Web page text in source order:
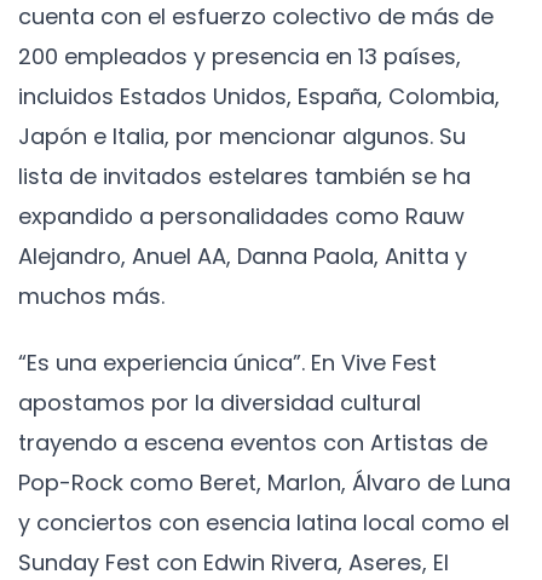
cuenta con el esfuerzo colectivo de más de
200 empleados y presencia en 13 países,
incluidos Estados Unidos, España, Colombia,
Japón e Italia, por mencionar algunos. Su
lista de invitados estelares también se ha
expandido a personalidades como Rauw
Alejandro, Anuel AA, Danna Paola, Anitta y
muchos más.
“Es una experiencia única”. En Vive Fest
apostamos por la diversidad cultural
trayendo a escena eventos con Artistas de
Pop-Rock como Beret, Marlon, Álvaro de Luna
y conciertos con esencia latina local como el
Sunday Fest con Edwin Rivera, Aseres, El